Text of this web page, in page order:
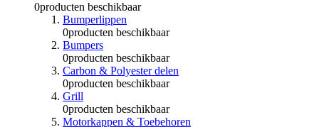
0producten beschikbaar
Bumperlippen
0producten beschikbaar
Bumpers
0producten beschikbaar
Carbon & Polyester delen
0producten beschikbaar
Grill
0producten beschikbaar
Motorkappen & Toebehoren